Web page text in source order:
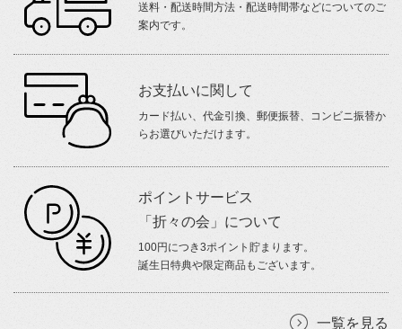
送料・配送時間方法・配送時間帯などについてのご
案内です。
お支払いに関して
カード払い、代金引換、郵便振替、コンビニ振替か
らお選びいただけます。
ポイントサービス
「折々の会」について
100円につき3ポイント貯まります。
誕生日特典や限定商品もございます。
一覧を見る